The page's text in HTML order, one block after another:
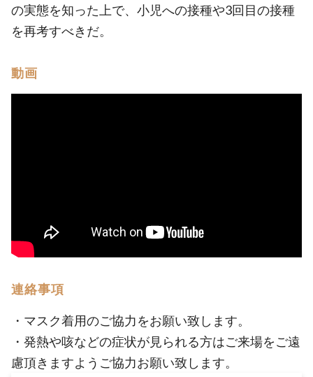
の実態を知った上で、小児への接種や3回目の接種
を再考すべきだ。
動画
連絡事項
・マスク着用のご協力をお願い致します。
・発熱や咳などの症状が見られる方はご来場をご遠
慮頂きますようご協力お願い致します。